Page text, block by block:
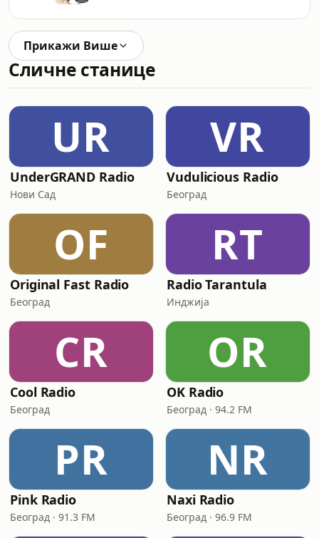
Прикажи Више
Сличне станице
UR
UnderGRAND Radio
Нови Сад
VR
Vudulicious Radio
Београд
OF
Original Fast Radio
Београд
RT
Radio Tarantula
Инджија
CR
Cool Radio
Београд
OR
OK Radio
Београд · 94.2 FM
PR
Pink Radio
Београд · 91.3 FM
NR
Naxi Radio
Београд · 96.9 FM